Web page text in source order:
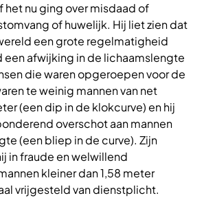
het nu ging over misdaad of
of huwelijk. Hij liet zien dat
een grote regelmatigheid
een afwijking in de lichaamslengte
die waren opgeroepen voor de
te weinig mannen van net
(een dip in de klokcurve) en hij
overschot aan mannen
(een bliep in de curve). Zijn
in fraude en welwillend
kleiner dan 1,58 meter
vrijgesteld van dienstplicht.